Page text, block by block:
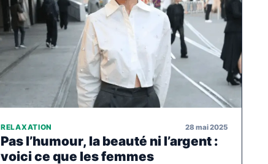
RELAXATION 28 mai 2025
Pas l’humour, la beauté ni l’argent :
voici ce que les femmes